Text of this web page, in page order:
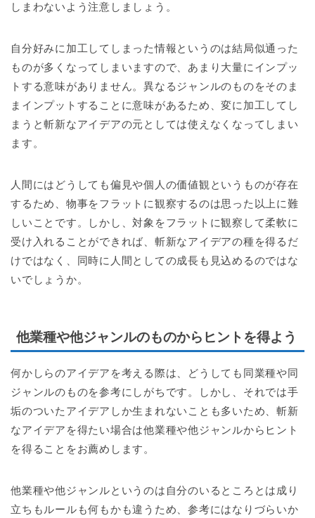
しまわないよう注意しましょう。
自分好みに加工してしまった情報というのは結局似通った
ものが多くなってしまいますので、あまり大量にインプッ
トする意味がありません。異なるジャンルのものをそのま
まインプットすることに意味があるため、変に加工してし
まうと斬新なアイデアの元としては使えなくなってしまい
ます。
人間にはどうしても偏見や個人の価値観というものが存在
するため、物事をフラットに観察するのは思った以上に難
しいことです。しかし、対象をフラットに観察して柔軟に
受け入れることができれば、斬新なアイデアの種を得るだ
けではなく、同時に人間としての成長も見込めるのではな
いでしょうか。
他業種や他ジャンルのものからヒントを得よう
何かしらのアイデアを考える際は、どうしても同業種や同
ジャンルのものを参考にしがちです。しかし、それでは手
垢のついたアイデアしか生まれないことも多いため、斬新
なアイデアを得たい場合は他業種や他ジャンルからヒント
を得ることをお薦めします。
他業種や他ジャンルというのは自分のいるところとは成り
立ちもルールも何もかも違うため、参考にはなりづらいか